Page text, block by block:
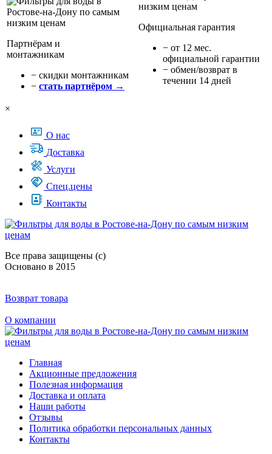
Партнёрам и
монтажникам
− cкидки монтажникам
− стать партнёром →
Официальная гарантия
− от 12 мес.
официальной гарантии
− обмен/возврат в
течении 14 дней
×
О нас
Доставка
Услуги
Спец.цены
Контакты
Все права защищены (с)
Основано в 2015
Возврат товара
О компании
Главная
Акционные предложения
Полезная информация
Доставка и оплата
Наши работы
Отзывы
Политика обработки персональных данных
Контакты